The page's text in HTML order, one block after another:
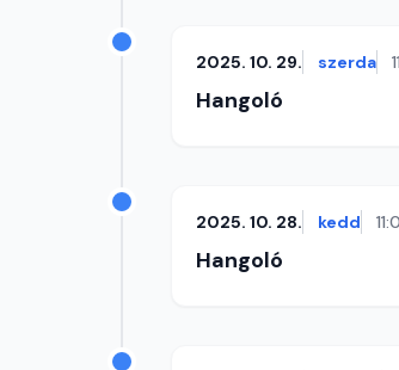
2025. 10. 29. szerda
Hangoló
2025. 10. 28. kedd
Hangoló